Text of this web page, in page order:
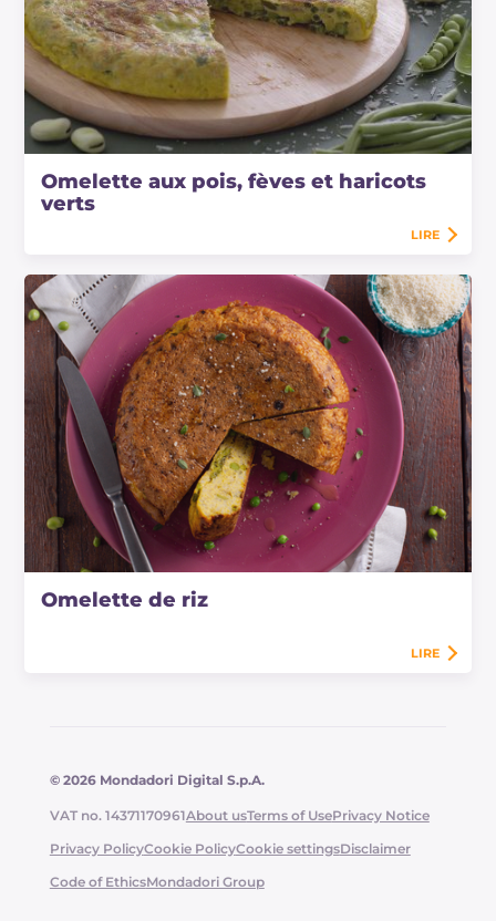
Omelette aux pois, fèves et haricots
verts
LIRE
Omelette de riz
LIRE
© 2026 Mondadori Digital S.p.A.
VAT no. 14371170961About usTerms of UsePrivacy Notice
Privacy PolicyCookie PolicyCookie settingsDisclaimer
Code of EthicsMondadori Group